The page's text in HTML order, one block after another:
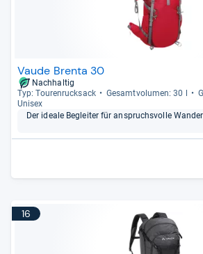
Vaude Brenta 30
Nachhaltig
Typ: Tou­ren­ruck­sack
Gesamt­vo­lu­men: 30 l
Uni­sex
Der ideale Beglei­ter für anspruchs­volle
16